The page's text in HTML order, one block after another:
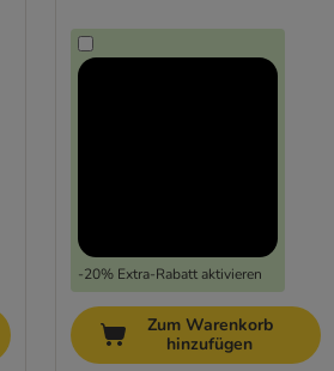
-20% Extra-Rabatt aktivieren
Zum Warenkorb
hinzufügen